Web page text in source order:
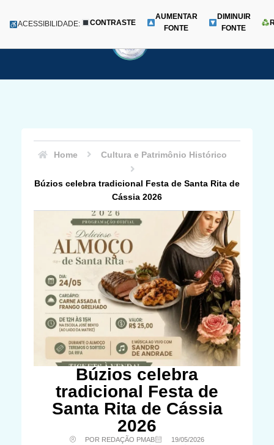
para
Menu
ACESSIBILIDADE: CONTRASTE
AUMENTAR
FONTE
DIMINUIR
FONTE
Home Cultura e Patrimônio Histórico
Búzios celebra tradicional Festa de Santa Rita de
Cássia 2026
Búzios celebra
tradicional Festa de
Santa Rita de Cássia
2026
POR REDAÇÃO PMAB
19/05/2026